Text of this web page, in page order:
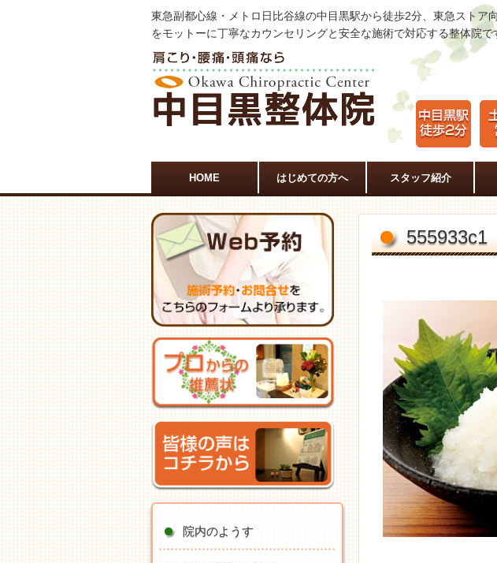
東急副都心線・メトロ日比谷線の中目黒駅から徒歩2分、東急スト
をモットーに丁寧なカウンセリングと安全な施術で対応する整体院で
HOME はじめての方へ スタッフ紹介
555933c1
院内のようす